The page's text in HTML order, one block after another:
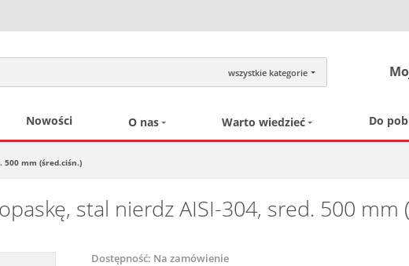
wszystkie kategorie
Nowości O nas Warto wiedzieć Do
500 mm (śred.ciśn.)
stal nierdz AISI-304, sred. 500 mm
Dostępność: Na zamówienie